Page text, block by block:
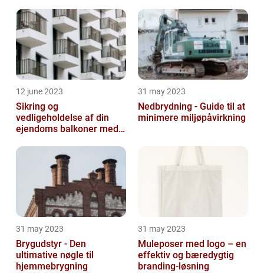
12 june 2023
Sikring og
vedligeholdelse af din
ejendoms balkoner med
31 may 2023
Nedbrydning - Guide til at
minimere miljøpåvirkning
31 may 2023
Brygudstyr - Den
ultimative nøgle til
hjemmebrygning
31 may 2023
Muleposer med logo – en
effektiv og bæredygtig
branding-løsning